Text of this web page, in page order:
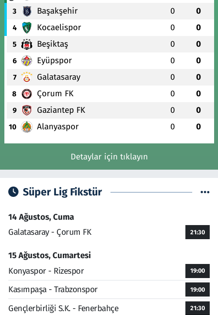
3 Başakşehir 0 0
4 Kocaelispor 0 0
5 Beşiktaş 0 0
6 Eyüpspor 0 0
7 Galatasaray 0 0
8 Çorum FK 0 0
9 Gaziantep FK 0 0
10 Alanyaspor 0 0
Detaylar için tıklayın
Süper Lig Fikstür
14 Ağustos, Cuma
Galatasaray - Çorum FK
21:30
15 Ağustos, Cumartesi
Konyaspor - Rizespor
19:00
Kasımpaşa - Trabzonspor 19:00
Gençlerbirliği S.K. - Fenerbahçe 21:30